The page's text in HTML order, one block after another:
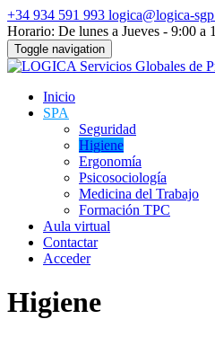
+34 934 591 993 logica@logica-
Horario: De lunes a Jueves - 9:00 a
Toggle navigation
Inicio
SPA
Seguridad
Higiene
Ergonomía
Psicosociología
Medicina del Trabajo
Formación TPC
Aula virtual
Contactar
Acceder
Higiene